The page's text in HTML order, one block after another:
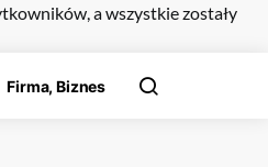
a wszystkie zostały
Firma, Biznes